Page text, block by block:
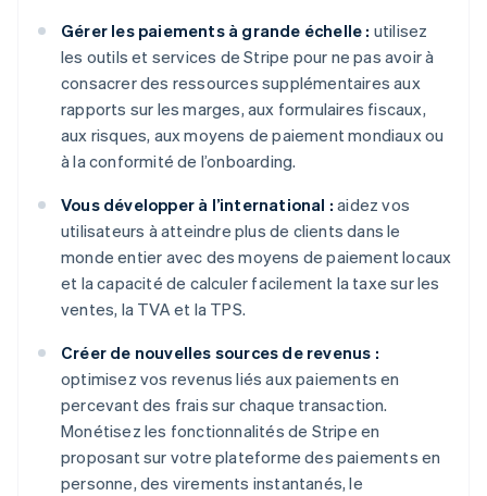
Gérer les paiements à grande échelle : utilisez
les outils et services de Stripe pour ne pas avoir à
consacrer des ressources supplémentaires aux
rapports sur les marges, aux formulaires fiscaux,
aux risques, aux moyens de paiement mondiaux ou
à la conformité de l’onboarding.
Vous développer à l’international : aidez vos
utilisateurs à atteindre plus de clients dans le
monde entier avec des moyens de paiement locaux
et la capacité de calculer facilement la taxe sur les
ventes, la TVA et la TPS.
Créer de nouvelles sources de revenus :
optimisez vos revenus liés aux paiements en
percevant des frais sur chaque transaction.
Monétisez les fonctionnalités de Stripe en
proposant sur votre plateforme des paiements en
personne, des virements instantanés, le